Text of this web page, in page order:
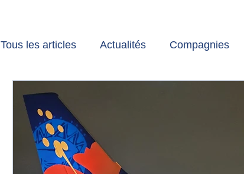
Tous les articles Actualités Compagnies
Les tribunes de Gate7
Voyages Reportages